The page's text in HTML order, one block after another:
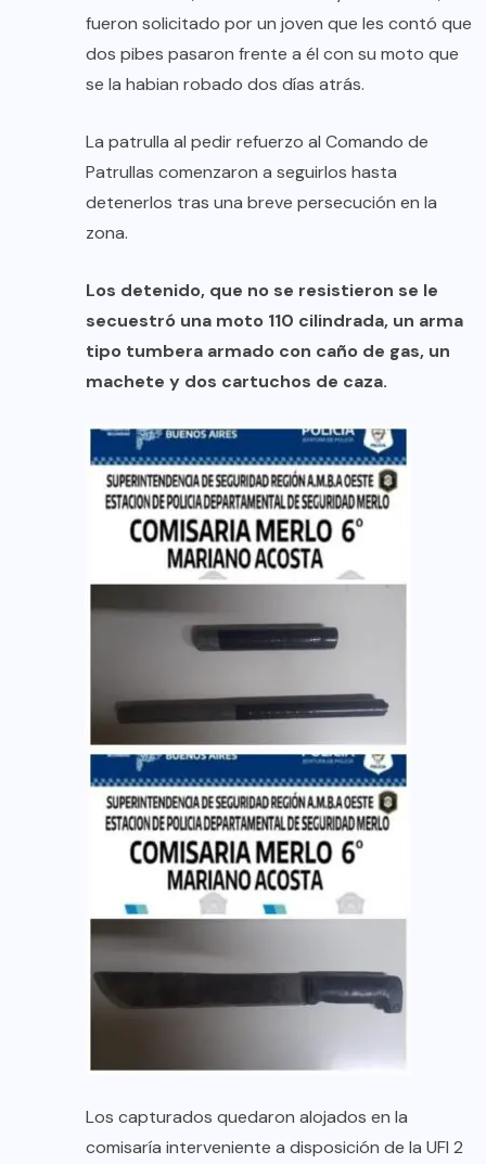
fueron solicitado por un joven que les contó que
dos pibes pasaron frente a él con su moto que
se la habian robado dos días atrás.
La patrulla al pedir refuerzo al Comando de
Patrullas comenzaron a seguirlos hasta
detenerlos tras una breve persecución en la
zona.
Los detenido, que no se resistieron se le
secuestró una moto 110 cilindrada, un arma
tipo tumbera armado con caño de gas, un
machete y dos cartuchos de caza.
Los capturados quedaron alojados en la
comisaría interveniente a disposición de la UFI 2